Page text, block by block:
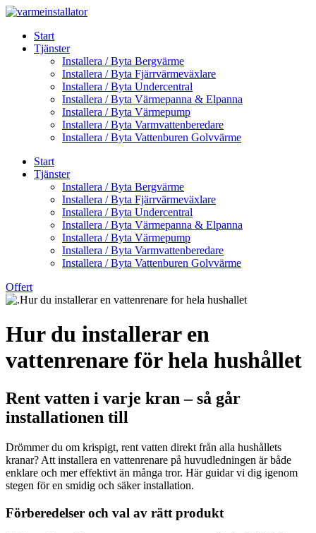
Skip
contentStart
Tjänster
Installera / Byta Bergvärme
Installera / Byta Fjärrvärmeväxlare
Installera / Byta Undercentral
Installera / Byta Värmepanna & Elpanna
Installera / Byta Värmepump
Installera / Byta Varmvattenberedare
Installera / Byta Vattenburen Golvvärme
Start
Tjänster
Installera / Byta Bergvärme
Installera / Byta Fjärrvärmeväxlare
Installera / Byta Undercentral
Installera / Byta Värmepanna & Elpanna
Installera / Byta Värmepump
Installera / Byta Varmvattenberedare
Installera / Byta Vattenburen Golvvärme
Offert
Hur du installerar en
vattenrenare för hela hushållet
Rent vatten i varje kran – så går
installationen till
Drömmer du om krispigt, rent vatten direkt från alla hushållets
kranar? Att installera en vattenrenare på huvudledningen är både
enklare och mer effektivt än många tror. Här guidar vi dig igenom
stegen för en smidig och säker installation.
Förberedelser och val av rätt produkt